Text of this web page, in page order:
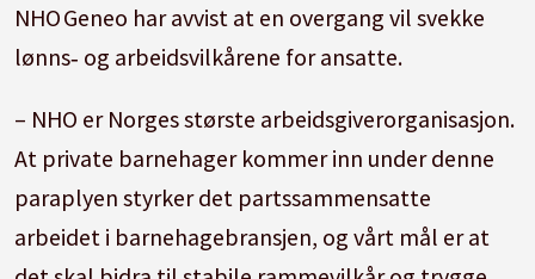
NHO Geneo har avvist at en overgang vil svekke
lønns‑ og arbeidsvilkårene for ansatte.
– NHO er Norges største arbeidsgiverorganisasjon.
At private barnehager kommer inn under denne
paraplyen styrker det partssammensatte
arbeidet i barnehagebransjen, og vårt mål er at